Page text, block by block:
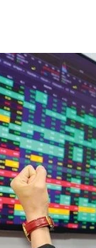
Hà Nội: Siết chặt
3.000 cửa hàng Điện
lý 36 triệu giao dịch,
Động thái mới của
lãnh đạo
45 tuổi ly hôn, không
cuộc sống độc thân
Cận cảnh nơi Hà Nội
văn hóa
Trung Quốc bất ngờ
Giá vàng thế giới tăng
Tăng giá bia 2 lần
và Lazada, phân khúc